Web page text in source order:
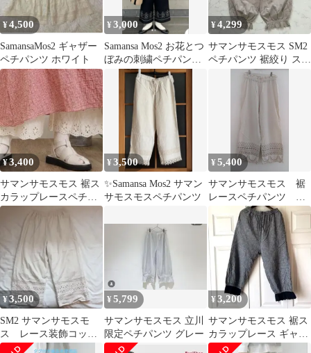
¥4,500
SamansaMos2 ギャザー
ペチパンツ ホワイト
¥3,000
Samansa Mos2 お花とつ
ぼみの刺繍ペチパンツ
ブラック
¥4,299
サマンサモスモス SM2
ペチパンツ 裾絞り スカ
ラップレース 切り替え
¥3,400
サマンサモスモス 裾ス
カラップレースペチパ
ンツ(キナリ)
¥3,500
✨Samansa Mos2 サマン
サモスモスペチパンツ
¥5,400
サマンサモスモス 裾
レースペチパンツ カ
ズミ キナリ
¥3,500
SM2 サマンサモスモ
ス レース装飾コット
ンパンツ ペチコート
¥5,799
サマンサモスモス 立川
限定ペチパンツ グレー
¥3,200
サマンサモスモス 裾ス
カラップレース ギャザ
ーペチパンツ フリーサ